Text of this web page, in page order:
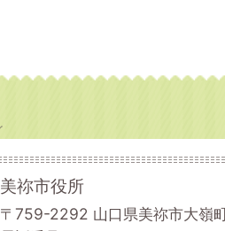
美祢市役所
〒759-2292 山口県美祢市大嶺